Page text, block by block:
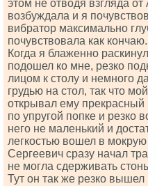
этом не отводя взгляда
возбуждала и я
вибратор максимально
почувствовала как кончаю.
Когда я блаженно
подошел ко мне, резко
лицом к столу и немного
грудью на стол, так что
открывал ему
по упругой попке и резко
него не маленький и
легкостью вошел в
Сергеевич сразу начал
не могла сдерживать
Тут он так же резко